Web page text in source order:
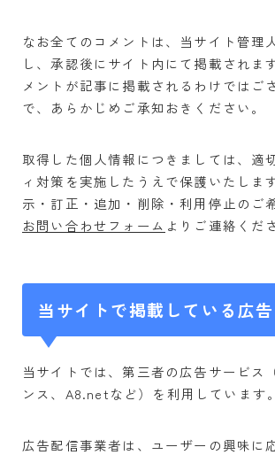
子育て
知育ゲーム
絵本
スタイリング
ショッピング
美容
メイク
趣味
漫画・アニメ
なお全てのコメントは、当サイト管理
し、承認後にサイト内にて掲載されま
メントが記事に掲載されるわけではご
で、あらかじめご承知おきください。
取得した個人情報につきましては、適
ィ対策を実施したうえで保護いたしま
示・訂正・追加・削除・利用停止のご
お問い合わせフォーム よりご連絡くだ
当サイトで掲載している広告
当サイトでは、第三者の広告サービス
ンス、A8.netなど）を利用しています。
広告配信事業者は、ユーザーの興味に